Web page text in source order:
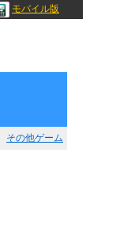
モバイル版
その他ゲーム